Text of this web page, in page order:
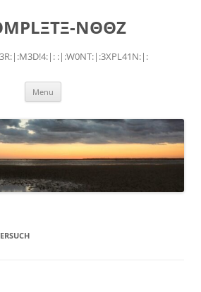
NΘΘZ
:|:W0NT:|:3XPL41N:|:
Menu